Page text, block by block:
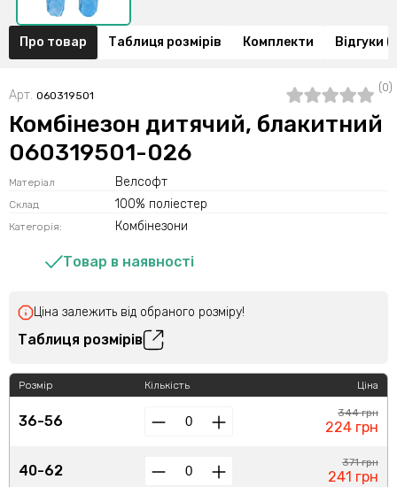
Про товар Таблиця розмірів Комплекти Відгуки
Арт. 060319501
(0)
Комбінезон дитячий, блакитний
060319501-026
Матеріал Велсофт
Склад 100% поліестер
Категорія: Комбінезони
Товар в наявності
Ціна залежить від обраного розміру!
Таблиця розмірів
Розмір
36-56
40-62
Кількість Ціна
344 грн
224 грн
371 грн
241 грн